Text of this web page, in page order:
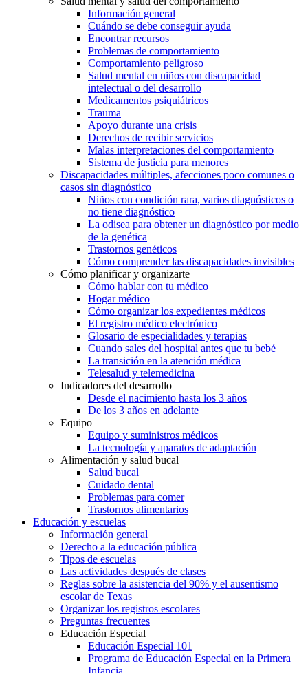
Información general
Cuándo se debe conseguir ayuda
Encontrar recursos
Problemas de comportamiento
Comportamiento peligroso
Salud mental en niños con discapacidad
intelectual o del desarrollo
Medicamentos psiquiátricos
Trauma
Apoyo durante una crisis
Derechos de recibir servicios
Malas interpretaciones del comportamiento
Sistema de justicia para menores
Discapacidades múltiples, afecciones poco comunes o
casos sin diagnóstico
Niños con condición rara, varios diagnósticos o
no tiene diagnóstico
La odisea para obtener un diagnóstico por medio
de la genética
Trastornos genéticos
Cómo comprender las discapacidades invisibles
Cómo planificar y organizarte
Cómo hablar con tu médico
Hogar médico
Cómo organizar los expedientes médicos
El registro médico electrónico
Glosario de especialidades y terapias
Cuando sales del hospital antes que tu bebé
La transición en la atención médica
Telesalud y telemedicina
Indicadores del desarrollo
Desde el nacimiento hasta los 3 años
De los 3 años en adelante
Equipo
Equipo y suministros médicos
La tecnología y aparatos de adaptación
Alimentación y salud bucal
Salud bucal
Cuidado dental
Problemas para comer
Trastornos alimentarios
Educación y escuelas
Información general
Derecho a la educación pública
Tipos de escuelas
Las actividades después de clases
Reglas sobre la asistencia del 90% y el ausentismo
escolar de Texas
Organizar los registros escolares
Preguntas frecuentes
Educación Especial
Educación Especial 101
Programa de Educación Especial en la Primera
Infancia